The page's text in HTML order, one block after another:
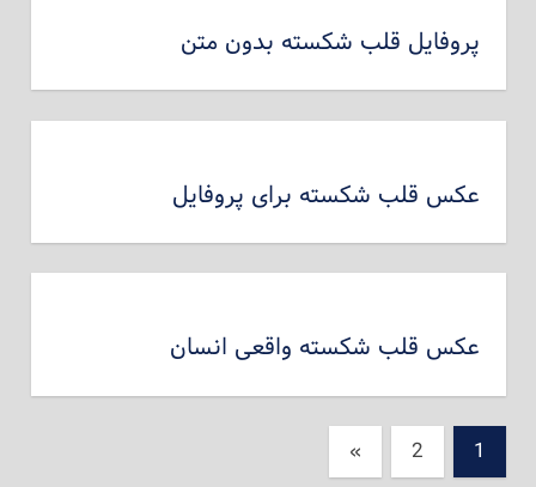
پروفایل قلب شکسته بدون متن
عکس قلب شکسته برای پروفایل
عکس قلب شکسته واقعی انسان
راهبری
1
2
نوشته‌های
»